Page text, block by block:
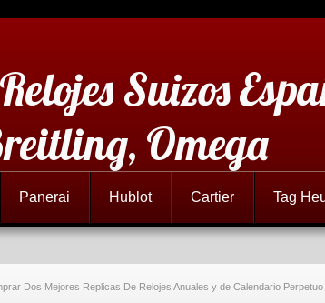
Suizos
Omega
Panerai Hublot Cartier Tag
Dos Mejores Replicas De Relojes Anuales y de Calendario Perpetuo